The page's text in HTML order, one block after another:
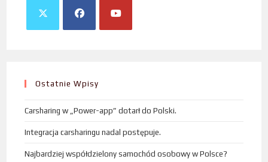
Ostatnie Wpisy
Carsharing w „Power-app” dotarł do Polski.
Integracja carsharingu nadal postępuje.
Najbardziej współdzielony samochód osobowy w Polsce?